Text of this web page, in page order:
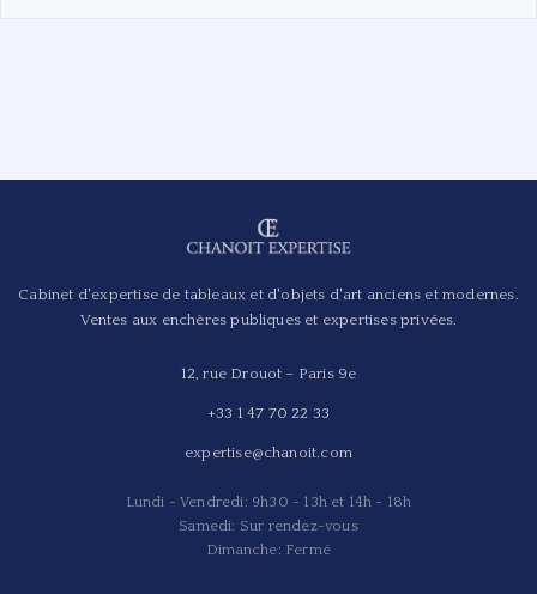
Cabinet d'expertise de tableaux et d'objets d'art anciens et modernes.
Ventes aux enchères publiques et expertises privées.
12, rue Drouot – Paris 9e
+33 1 47 70 22 33
expertise@chanoit.com
Lundi - Vendredi: 9h30 - 13h et 14h - 18h
Samedi: Sur rendez-vous
Dimanche: Fermé